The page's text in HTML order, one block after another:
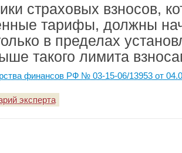
страховых взносов,
тарифы, должны
в пределах
такого лимита
финансов РФ № 03-15-06/13953 от
эксперта